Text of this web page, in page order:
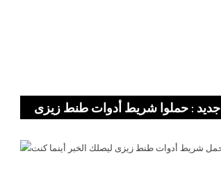
جديد : حملوا شريط أدوات طنط زيزى